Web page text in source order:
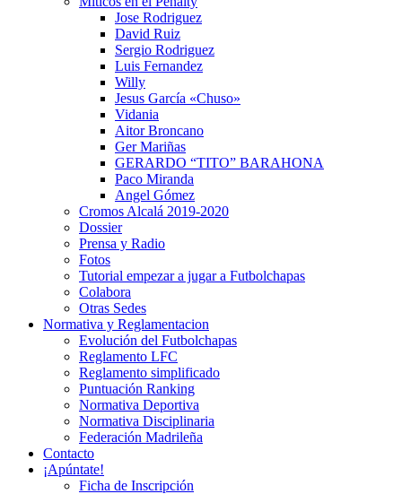
Jose Rodriguez
David Ruiz
Sergio Rodriguez
Luis Fernandez
Willy
Jesus García «Chuso»
Vidania
Aitor Broncano
Ger Mariñas
GERARDO “TITO” BARAHONA
Paco Miranda
Angel Gómez
Cromos Alcalá 2019-2020
Dossier
Prensa y Radio
Fotos
Tutorial empezar a jugar a Futbolchapas
Colabora
Otras Sedes
Normativa y Reglamentacion
Evolución del Futbolchapas
Reglamento LFC
Reglamento simplificado
Puntuación Ranking
Normativa Deportiva
Normativa Disciplinaria
Federación Madrileña
Contacto
¡Apúntate!
Ficha de Inscripción